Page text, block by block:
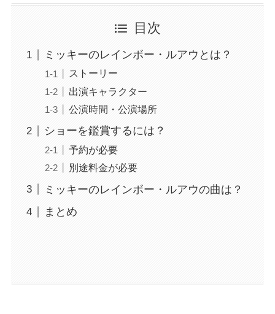
目次
ミッキーのレインボー・ルアウとは？
ストーリー
出演キャラクター
公演時間・公演場所
ショーを鑑賞するには？
予約が必要
別途料金が必要
ミッキーのレインボー・ルアウの曲は？
まとめ